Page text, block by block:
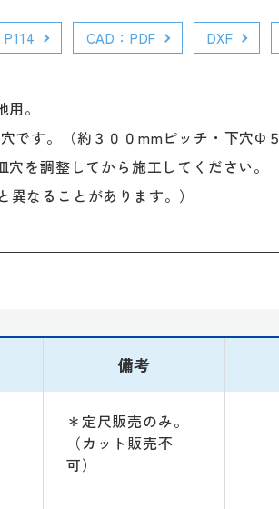
CAD：PDF DXF
。
す。（約３００mmピッチ・下穴Φ
を調整してから施工してください。
なることがあります。）
備考
＊定尺販売のみ。
（カット販売不
可）